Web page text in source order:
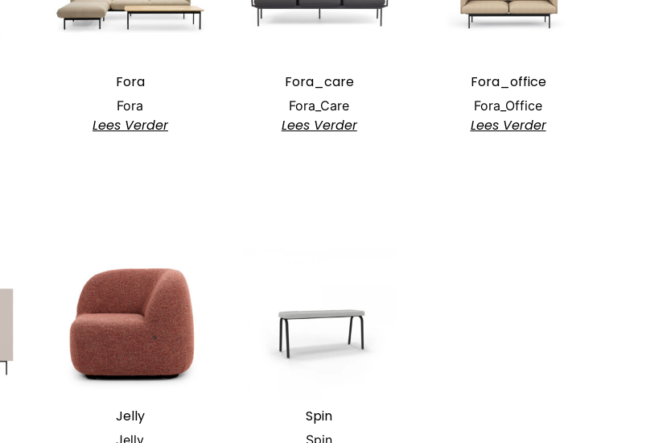
Fora
Fora
Lees Verder
Fora_care
Fora_Care
Lees Verder
Fora_office
Fora_Office
Lees Verder
Jelly Spin